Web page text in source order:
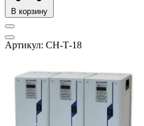
В корзину
Артикул: СН-Т-18